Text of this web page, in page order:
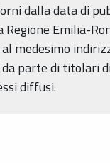
dalla data di
Emilia-
medesimo
parte di titolari
diffusi.